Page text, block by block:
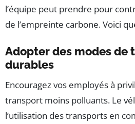
l’équipe peut prendre pour
de l’empreinte carbone. Voici
Adopter des modes de
durables
Encouragez vos employés à
transport moins polluants. Le
l’utilisation des transports en